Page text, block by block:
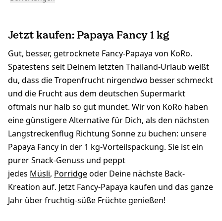
Jetzt kaufen: Papaya Fancy 1 kg
Gut, besser, getrocknete Fancy-Papaya von KoRo.
Spätestens seit Deinem letzten Thailand-Urlaub weißt
du, dass die Tropenfrucht nirgendwo besser schmeckt
und die Frucht aus dem deutschen Supermarkt
oftmals nur halb so gut mundet. Wir von KoRo haben
eine günstigere Alternative für Dich, als den nächsten
Langstreckenflug Richtung Sonne zu buchen: unsere
Papaya Fancy in der 1 kg-Vorteilspackung. Sie ist ein
purer Snack-Genuss und peppt
jedes Müsli, Porridgeoder Deine nächste Back-
Kreation auf. Jetzt Fancy-Papaya kaufen und das ganze
Jahr über fruchtig-süße Früchte genießen!